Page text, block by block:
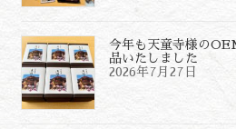
今年も天童寺様の
品いたしました
2026年7月27日